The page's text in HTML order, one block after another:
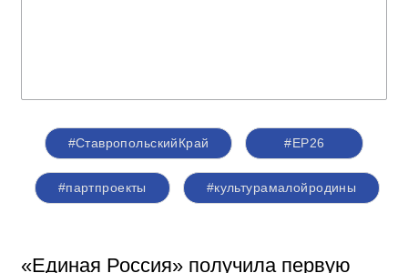
#СтавропольскийКрай #ЕР26
#партпроекты #культурамалойродины
«Единая Россия» получила первую